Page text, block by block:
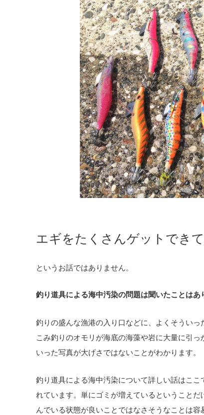
エギをたくさんゲットで
というお話ではありません。
釣り道具による海中汚染の問題は聞いたことはあ
釣りの盛んな漁港の入り口などに、よくそうい
こみ釣りのオモリが海底の海藻や岩に大量に引
いった写真が大げさではないことがわかります。
釣り道具による海中汚染について詳しい話はこ
れています。単にゴミが増えているということ
んでいる状態が良いことではなさそうなことは容